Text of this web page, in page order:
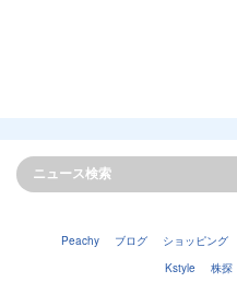
Peachy ブログ ショッピング
Kstyle
株探